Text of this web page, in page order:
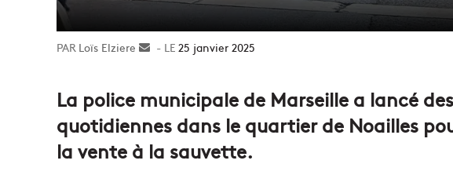
Loïs Elziere
Envoyer25 janvier 2025
La police municipale de Marseille a lancé
quotidiennes dans le quartier de Noailles
la vente à la sauvette.